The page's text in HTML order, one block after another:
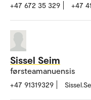
+47 672 35 329 +47
Sissel Seim
førsteamanuensis
+47 91319329